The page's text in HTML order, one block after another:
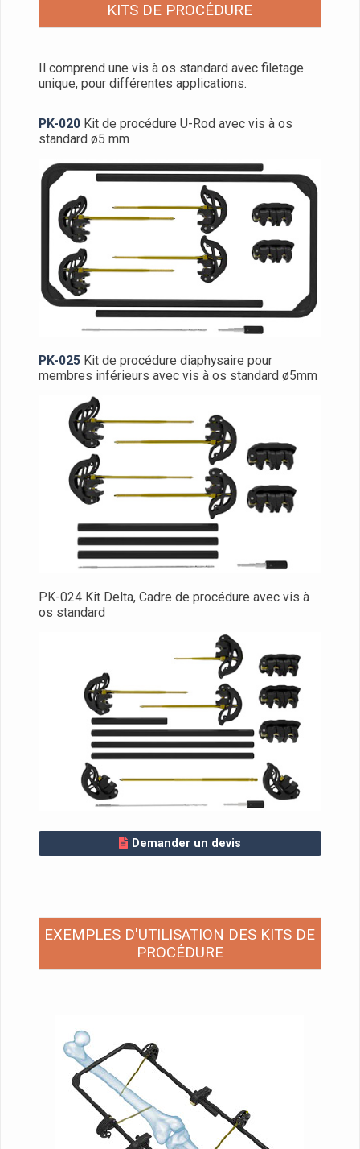
KITS DE PROCÉDURE
Il comprend une vis à os standard avec filetage
unique, pour différentes applications.
PK-020 Kit de procédure U-Rod avec vis à os
standard ø5 mm
PK-025 Kit de procédure diaphysaire pour
membres inférieurs avec vis à os standard ø5mm
PK-024 Kit Delta, Cadre de procédure avec vis à
os standard
Demander un devis
EXEMPLES D'UTILISATION DES KITS DE
PROCÉDURE